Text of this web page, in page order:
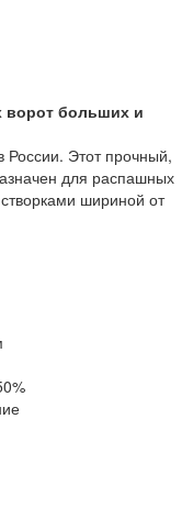
ворот больших и
России. Этот прочный,
для распашных
шириной от